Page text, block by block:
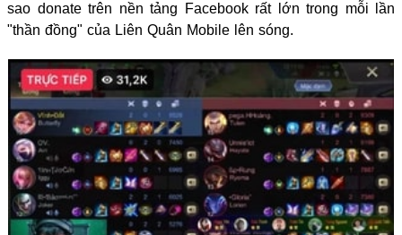
sao donate trên nền tảng Facebook rất lớn trong mỗi lần
"thần đồng" của Liên Quân Mobile lên sóng.